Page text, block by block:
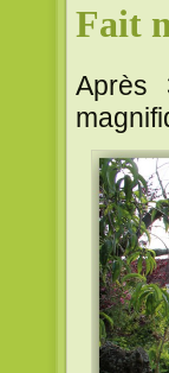
Fait
Après